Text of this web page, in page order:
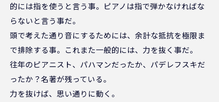
的には指を使うと言う事。ピアノは指で弾かなければな
らないと言う事だ。
頭で考えた通り音にするためには、余計な抵抗を極限ま
で排除する事。これまた一般的には、力を抜く事だ。
往年のピアニスト、パハマンだったか、パデレフスキだ
ったか？名著が残っている。
力を抜けば、思い通りに動く。